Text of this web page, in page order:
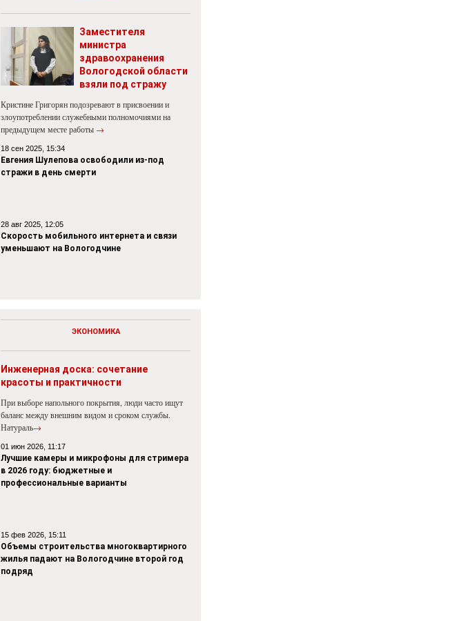
Заместителя
министра
здравоохранения
Вологодской области
взяли под стражу
Кристине Григорян подозревают в присвоении и
злоупотреблении служебными полномочиями на
предыдущем месте работы →
18 сен 2025, 15:34
Евгения Шулепова освободили из-под
стражи в день смерти
28 авг 2025, 12:05
Скорость мобильного интернета и связи
уменьшают на Вологодчине
ЭКОНОМИКА
Инженерная доска: сочетание
красоты и практичности
При выборе напольного покрытия, люди часто ищут
баланс между внешним видом и сроком службы.
Натураль→
01 июн 2026, 11:17
Лучшие камеры и микрофоны для стримера
в 2026 году: бюджетные и
профессиональные варианты
15 фев 2026, 15:11
Объемы строительства многоквартирного
жилья падают на Вологодчине второй год
подряд